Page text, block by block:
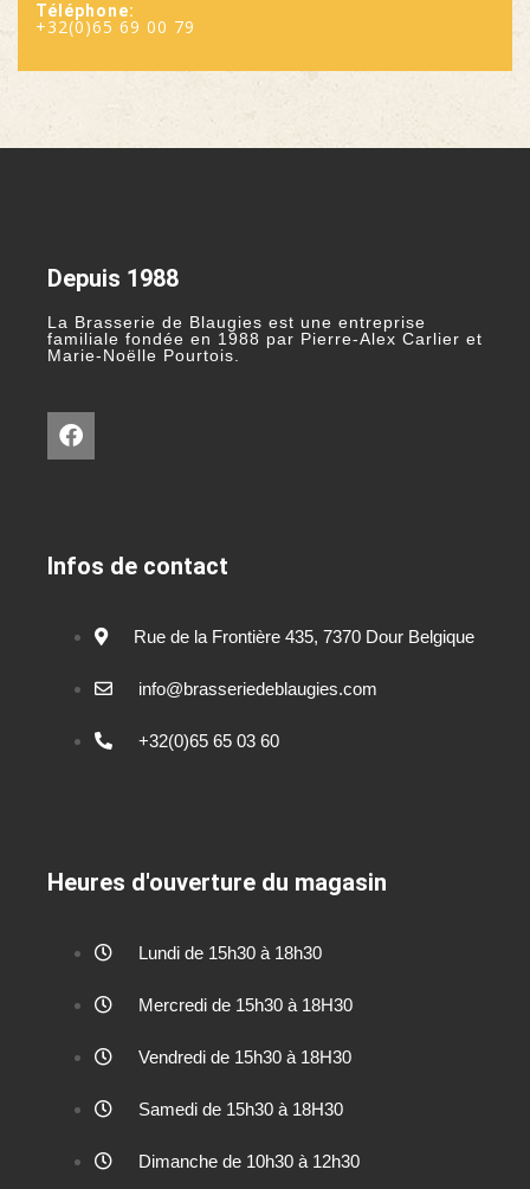
Téléphone:
+32(0)65 69 00 79
Depuis 1988
La Brasserie de Blaugies est une entreprise
familiale fondée en 1988 par Pierre-Alex Carlier et
Marie-Noëlle Pourtois.
Infos de contact
Rue de la Frontière 435, 7370 Dour Belgique
info@brasseriedeblaugies.com
+32(0)65 65 03 60
Heures d'ouverture du magasin
Lundi de 15h30 à 18h30
Mercredi de 15h30 à 18H30
Vendredi de 15h30 à 18H30
Samedi de 15h30 à 18H30
Dimanche de 10h30 à 12h30